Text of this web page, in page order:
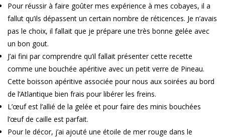
Pour réussir à faire goûter mes expérience à mes cobayes, il a
fallut qu’ils dépassent un certain nombre de réticences. Je n’avais
pas le choix, il fallait que je prépare une très bonne gelée avec
un bon gout.
J’ai fini par comprendre qu’il fallait présenter cette recette
comme une bouchée apéritive avec un petit verre de Pineau.
Cette boisson apéritive associée pour nous aux soirées au bord
de l’Atlantique bien frais pour libérer les freins.
L’œuf est l’allié de la gelée et pour faire des minis bouchées
l’œuf de caille est parfait.
Pour le décor, j’ai ajouté une étoile de mer rouge dans le